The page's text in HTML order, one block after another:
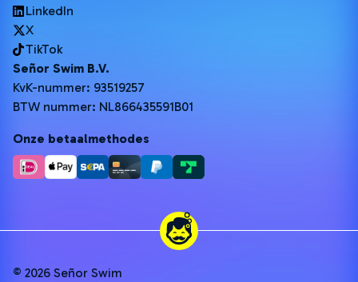
LinkedIn
X
TikTok
Señor Swim B.V.
KvK-nummer: 93519257
BTW nummer: NL866435591B01
Onze betaalmethodes
© 2026 Señor Swim